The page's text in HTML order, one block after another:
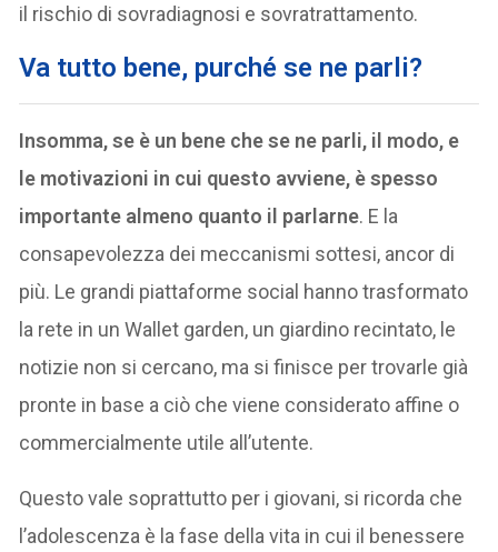
il rischio di sovradiagnosi e sovratrattamento.
Va tutto bene, purché se ne parli?
Insomma, se è un bene che se ne parli, il modo, e
le motivazioni in cui questo avviene, è spesso
importante almeno quanto il parlarne. E la
consapevolezza dei meccanismi sottesi, ancor di
più. Le grandi piattaforme social hanno trasformato
la rete in un Wallet garden, un giardino recintato, le
notizie non si cercano, ma si finisce per trovarle già
pronte in base a ciò che viene considerato affine o
commercialmente utile all’utente.
Questo vale soprattutto per i giovani, si ricorda che
l’adolescenza è la fase della vita in cui il benessere